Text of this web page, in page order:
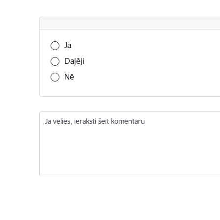
Vai šī informācija bija noderīga?
Jā
Daļēji
Nē
Ja vēlies, ieraksti šeit komentāru